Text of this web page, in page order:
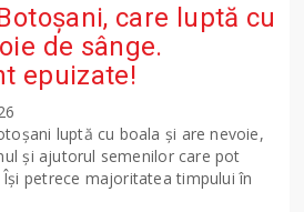
care luptă cu
de sânge.
epuizate!
luptă cu boala și are nevoie,
și ajutorul semenilor care pot
petrece majoritatea timpului în